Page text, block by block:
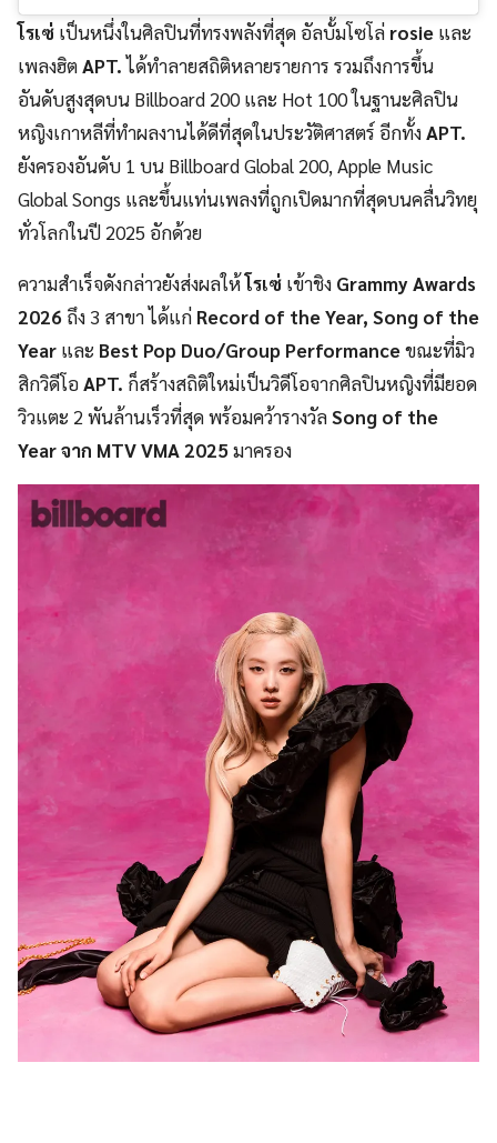
โรเซ่ เป็นหนึ่งในศิลปินที่ทรงพลังที่สุด อัลบั้มโซโล่ rosie และ
เพลงฮิตAPT.ได้ทำลายสถิติหลายรายการ รวมถึงการขึ้น
อันดับสูงสุดบน Billboard 200 และ Hot 100 ในฐานะศิลปิน
หญิงเกาหลีที่ทำผลงานได้ดีที่สุดในประวัติศาสตร์ อีกทั้งAPT.
ยังครองอันดับ 1 บน Billboard Global 200, Apple Music
Global Songs และขึ้นแท่นเพลงที่ถูกเปิดมากที่สุดบนคลื่นวิทยุ
ทั่วโลกในปี 2025 อักด้วย
ความสำเร็จดังกล่าวยังส่งผลให้โรเซ่ เข้าชิง Grammy Awards
2026 ถึง 3 สาขา ได้แก่ Record of the Year, Song of the
Year และ Best Pop Duo/Group Performanceขณะที่มิว
สิกวิดีโอAPT. ก็สร้างสถิติใหม่เป็นวิดีโอจากศิลปินหญิงที่มียอด
วิวแตะ 2 พันล้านเร็วที่สุด พร้อมคว้ารางวัลSong of the
Year จาก MTV VMA 2025มาครอง